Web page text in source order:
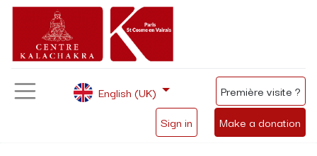
Sign in Make a donation
English (UK) Première visite ?